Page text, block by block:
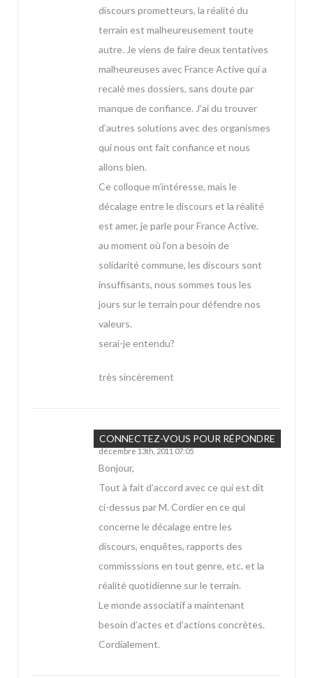
discours prometteurs, la réalité du
terrain est malheureusement toute
autre. Je viens de faire deux tentatives
malheureuses avec France Active qui a
recalé mes dossiers, sans doute par
manque de confiance. J’ai du trouver
d’autres solutions avec des organismes
qui nous ont fait confiance et nous
allons bien.
Ce colloque m’intéresse, mais le
décalage entre le discours et la réalité
est amer, je parle pour France Active.
au moment où l’on a besoin de
solidarité commune, les discours sont
insuffisants, nous sommes tous les
jours sur le terrain pour défendre nos
valeurs.
serai-je entendu?
très sincèrement
BUHLER
décembre 13th, 2011 07:05
CONNECTEZ-VOUS POUR RÉPONDRE
Bonjour,
Tout à fait d’accord avec ce qui est dit
ci-dessus par M. Cordier en ce qui
concerne le décalage entre les
discours, enquêtes, rapports des
commisssions en tout genre, etc. et la
réalité quotidienne sur le terrain.
Le monde associatif a maintenant
besoin d’actes et d’actions concrètes.
Cordialement.